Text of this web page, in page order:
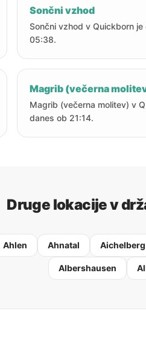
Sončni vzhod
Sončni vzhod v Quickborn je
05:38.
Magrib (večerna
Magrib (večerna molitev) v
danes ob 21:14.
Druge lokacije v
Ahlen Ahnatal Aichelberg
Albershausen